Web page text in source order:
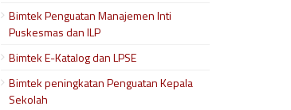
Bimtek Penguatan Manajemen Inti
Puskesmas dan ILP
Bimtek E-Katalog dan LPSE
Bimtek peningkatan Penguatan Kepala
Sekolah